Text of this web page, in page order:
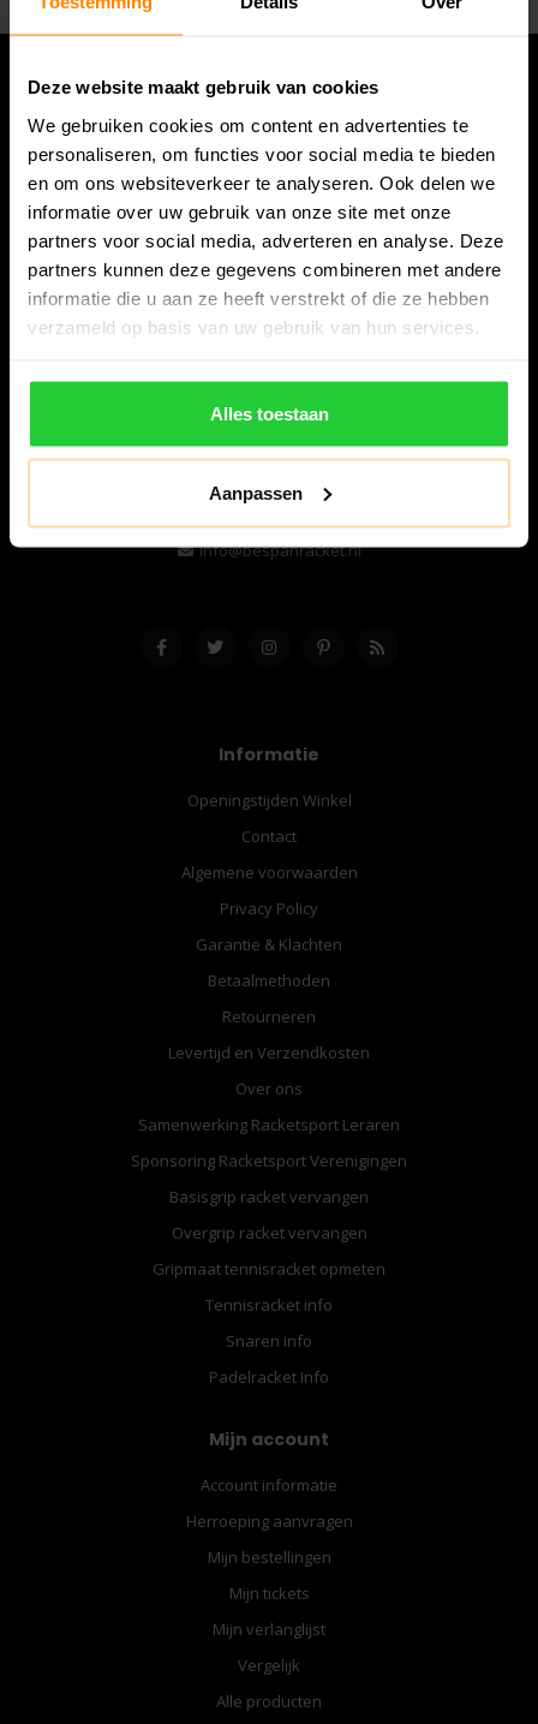
Deze website maakt gebruik van cookies
We gebruiken cookies om content en advertenties te
personaliseren, om functies voor social media te bieden
en om ons websiteverkeer te analyseren. Ook delen we
informatie over uw gebruik van onze site met onze
partners voor social media, adverteren en analyse. Deze
partners kunnen deze gegevens combineren met andere
informatie die u aan ze heeft verstrekt of die ze hebben
verzameld op basis van uw gebruik van hun services.
Alles toestaan
Aanpassen
Bespanracket.nl is dé racketspecialist van Lelystad en
omstreken.
Snijdersstraat 6
8224 AA Lelystad
Nederland
06-57276080
info@bespanracket.nl
Informatie
Openingstijden Winkel
Contact
Algemene voorwaarden
Privacy Policy
Garantie & Klachten
Betaalmethoden
Retourneren
Levertijd en Verzendkosten
Over ons
Samenwerking Racketsport Leraren
Sponsoring Racketsport Verenigingen
Basisgrip racket vervangen
Overgrip racket vervangen
Gripmaat tennisracket opmeten
Tennisracket info
Snaren info
Padelracket Info
Mijn account
Account informatie
Herroeping aanvragen
Mijn bestellingen
Mijn tickets
Mijn verlanglijst
Vergelijk
Alle producten